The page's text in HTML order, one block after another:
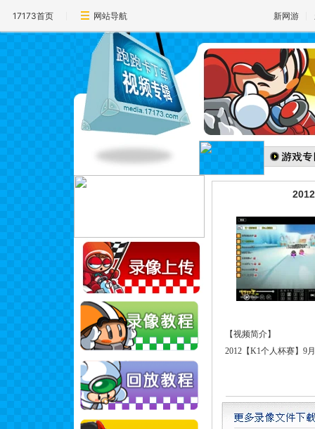
17173首页 网站导航 新网游
【视频简介】
2012【K1个人杯赛】9